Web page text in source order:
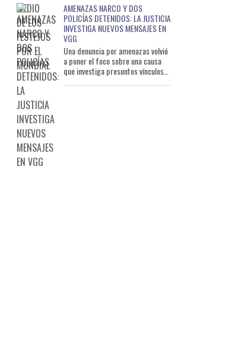
AMENAZAS NARCO Y DOS
POLICÍAS DETENIDOS: LA JUSTICIA
INVESTIGA NUEVOS MENSAJES EN
VGG
Una denuncia por amenazas volvió
a poner el foco sobre una causa
que investiga presuntos vínculos